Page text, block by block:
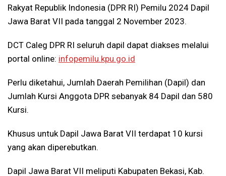
Rakyat Republik Indonesia (DPR RI) Pemilu 2024 Dapil
Jawa Barat VII pada tanggal 2 November 2023.
DCT Caleg DPR RI seluruh dapil dapat diakses melalui
portal online: infopemilu.kpu.go.id
Perlu diketahui, Jumlah Daerah Pemilihan (Dapil) dan
Jumlah Kursi Anggota DPR sebanyak 84 Dapil dan 580
Kursi.
Khusus untuk Dapil Jawa Barat VII terdapat 10 kursi
yang akan diperebutkan.
Dapil Jawa Barat VII meliputi Kabupaten Bekasi, Kab.